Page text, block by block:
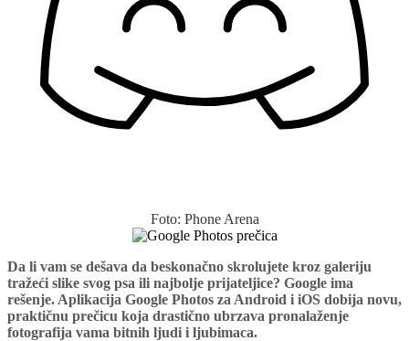
Foto: Phone Arena
Da li vam se dešava da beskonačno skrolujete kroz galeriju
tražeći slike svog psa ili najbolje prijateljice? Google ima
rešenje. Aplikacija Google Photos za Android i iOS dobija novu,
praktičnu prečicu koja drastično ubrzava pronalaženje
fotografija vama bitnih ljudi i ljubimaca.